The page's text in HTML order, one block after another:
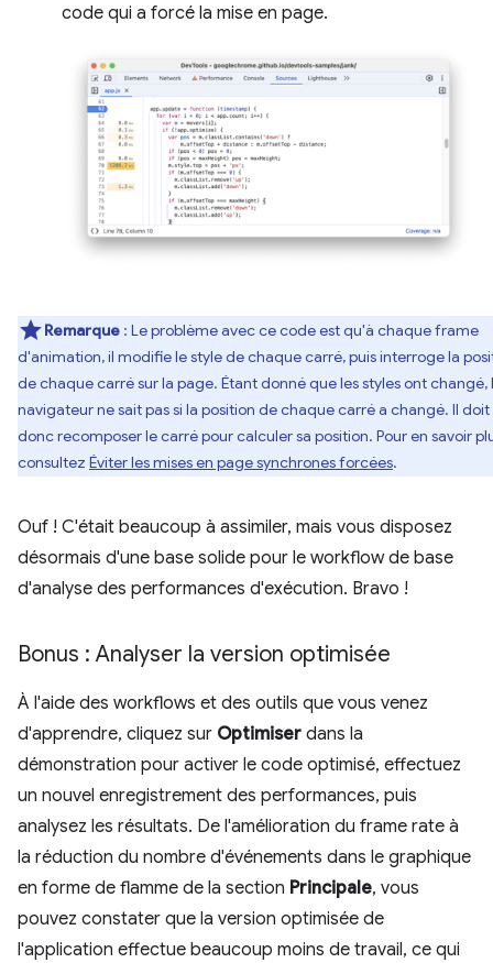
code qui a forcé la mise en page.
Remarque : Le problème avec ce code est qu'à chaque frame
d'animation, il modifie le style de chaque carré, puis interroge la
de chaque carré sur la page. Étant donné que les styles ont changé,
navigateur ne sait pas si la position de chaque carré a changé. Il doit
donc recomposer le carré pour calculer sa position. Pour en savoir
consultez Éviter les mises en page synchrones forcées.
Ouf ! C'était beaucoup à assimiler, mais vous disposez
désormais d'une base solide pour le workflow de base
d'analyse des performances d'exécution. Bravo !
Bonus : Analyser la version optimisée
À l'aide des workflows et des outils que vous venez
d'apprendre, cliquez sur Optimiser dans la
démonstration pour activer le code optimisé, effectuez
un nouvel enregistrement des performances, puis
analysez les résultats. De l'amélioration du frame rate à
la réduction du nombre d'événements dans le graphique
en forme de flamme de la section Principale, vous
pouvez constater que la version optimisée de
l'application effectue beaucoup moins de travail, ce qui